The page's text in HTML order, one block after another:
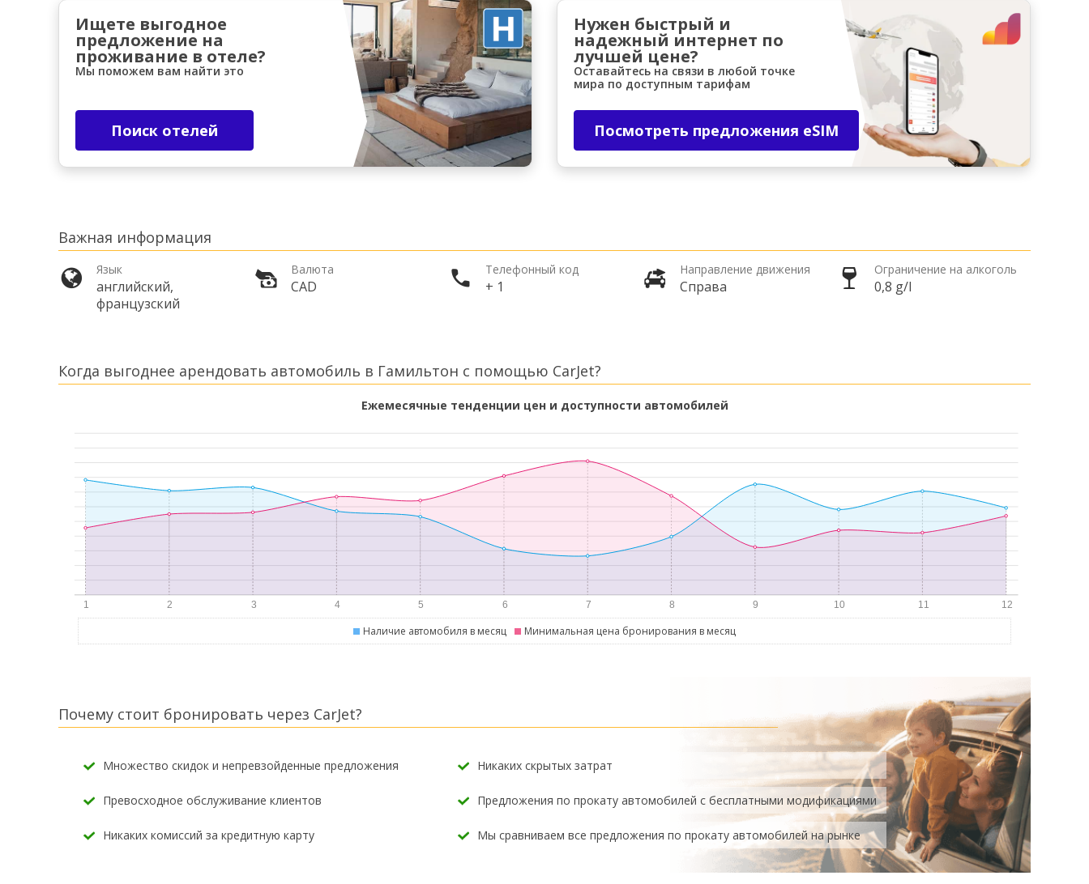
Ищете выгодное
предложение на
проживание в отеле?
Мы поможем вам найти это
Поиск отелей
Нужен быстрый и
надежный интернет по
лучшей цене?
Оставайтесь на связи в любой точке
мира по доступным тарифам
Посмотреть предложения eSIM
Важная информация
Язык
английский,
французский
Валюта
CAD
Телефонный код
+ 1
Направление движения
Справа
Ограничение на алкоголь
0,8 g/l
Когда выгоднее арендовать автомобиль в Гамильтон с помощью CarJet?
Ежемесячные тенденции цен и доступности автомобилей
Наличие автомобиля в месяц Минимальная цена бронирования в месяц
Почему стоит бронировать через CarJet?
Множество скидок и непревзойденные предложения Никаких скрытых затрат
Превосходное обслуживание клиентов Предложения по прокату автомобилей с бесплатными модификациями
Никаких комиссий за кредитную карту Мы сравниваем все предложения по прокату автомобилей на рынке
Войти с помощью eLink